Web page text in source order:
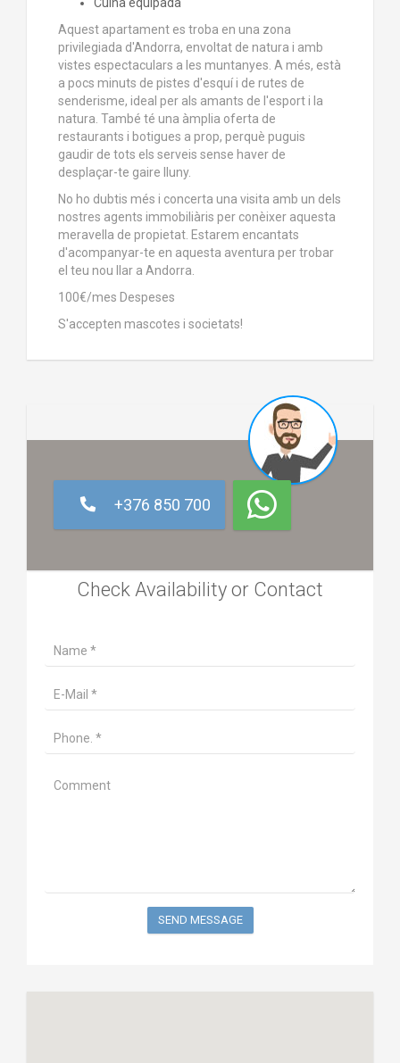
Cuina equipada
Aquest apartament es troba en una zona
privilegiada d'Andorra, envoltat de natura i amb
vistes espectaculars a les muntanyes. A més, està
a pocs minuts de pistes d'esquí i de rutes de
senderisme, ideal per als amants de l'esport i la
natura. També té una àmplia oferta de
restaurants i botigues a prop, perquè puguis
gaudir de tots els serveis sense haver de
desplaçar-te gaire lluny.
No ho dubtis més i concerta una visita amb un dels
nostres agents immobiliàris per conèixer aquesta
meravella de propietat. Estarem encantats
d'acompanyar-te en aquesta aventura per trobar
el teu nou llar a Andorra.
100€/mes Despeses
S'accepten mascotes i societats!
+376 850 700
Check Availability or Contact
SEND MESSAGE